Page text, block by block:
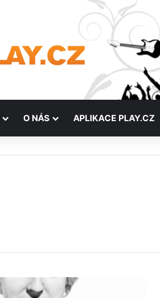
O NÁS APLIKACE PLAY.CZ